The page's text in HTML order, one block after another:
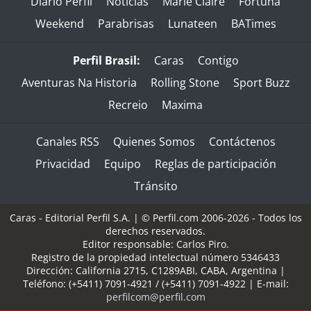
Weekend
Parabrisas Lunateen BATimes
Perfil Brasil: Caras
Contigo
Aventuras Na Historia
Rolling Stone
Sport Buzz
Recreio
Maxima
Canales RSS Quienes Somos
Contáctenos
Privacidad
Equipo
Reglas de participación
Tránsito
Caras - Editorial Perfil S.A. | © Perfil.com 2006-2026 - Todos los
derechos reservados.
Editor responsable: Carlos Piro.
Registro de la propiedad intelectual número 5346433
Dirección: California 2715, C1289ABI, CABA, Argentina |
Teléfono: (+5411) 7091-4921 / (+5411) 7091-4922| E-mail:
perfilcom@perfil.com